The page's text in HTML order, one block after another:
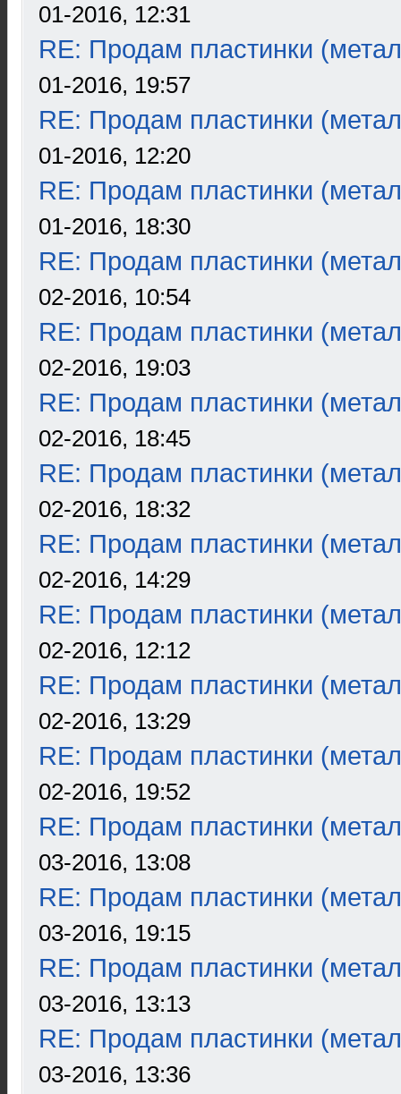
01-2016, 12:31
RE: Продам пластинки
01-2016, 19:57
RE: Продам пластинки
01-2016, 12:20
RE: Продам пластинки
01-2016, 18:30
RE: Продам пластинки
02-2016, 10:54
RE: Продам пластинки
02-2016, 19:03
RE: Продам пластинки
02-2016, 18:45
RE: Продам пластинки
02-2016, 18:32
RE: Продам пластинки
02-2016, 14:29
RE: Продам пластинки
02-2016, 12:12
RE: Продам пластинки
02-2016, 13:29
RE: Продам пластинки
02-2016, 19:52
RE: Продам пластинки
03-2016, 13:08
RE: Продам пластинки
03-2016, 19:15
RE: Продам пластинки
03-2016, 13:13
RE: Продам пластинки
03-2016, 13:36